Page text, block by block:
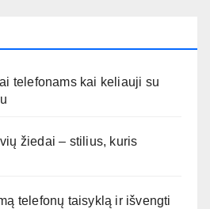
telefonams kai keliauji su
žiedai – stilius, kuris
telefonų taisyklą ir išvengti